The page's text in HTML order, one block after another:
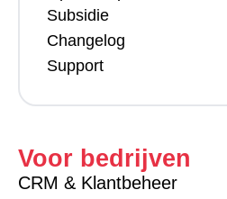
Subsidie
Changelog
Support
Voor bedrijven
CRM & Klantbeheer